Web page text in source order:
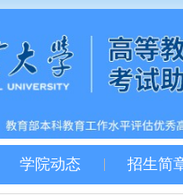
学院动态 招生简